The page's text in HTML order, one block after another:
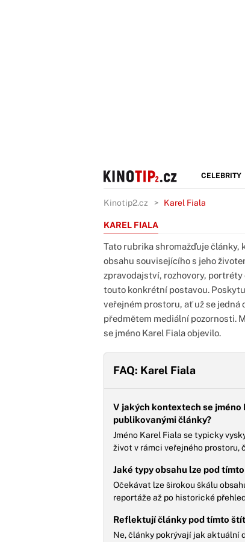
CELEBRITY
Kinotip2.cz Karel Fiala
KAREL FIALA
Tato rubrika shromažďuje články,
obsahu souvisejícího s jeho
zpravodajství, rozhovory,
touto konkrétní postavou.
veřejném prostoru, ať už se jedná
předmětem mediální pozornosti.
se jméno Karel Fiala objevilo.
FAQ: Karel Fiala
V jakých kontextech se
publikovanými články?
Jméno Karel Fiala se typicky
život v rámci veřejného prostoru,
Jaké typy obsahu lze pod
Očekávat lze širokou škálu
reportáže až po historické
Reflektují články pod tímto
Ne, články pokrývají jak aktuální